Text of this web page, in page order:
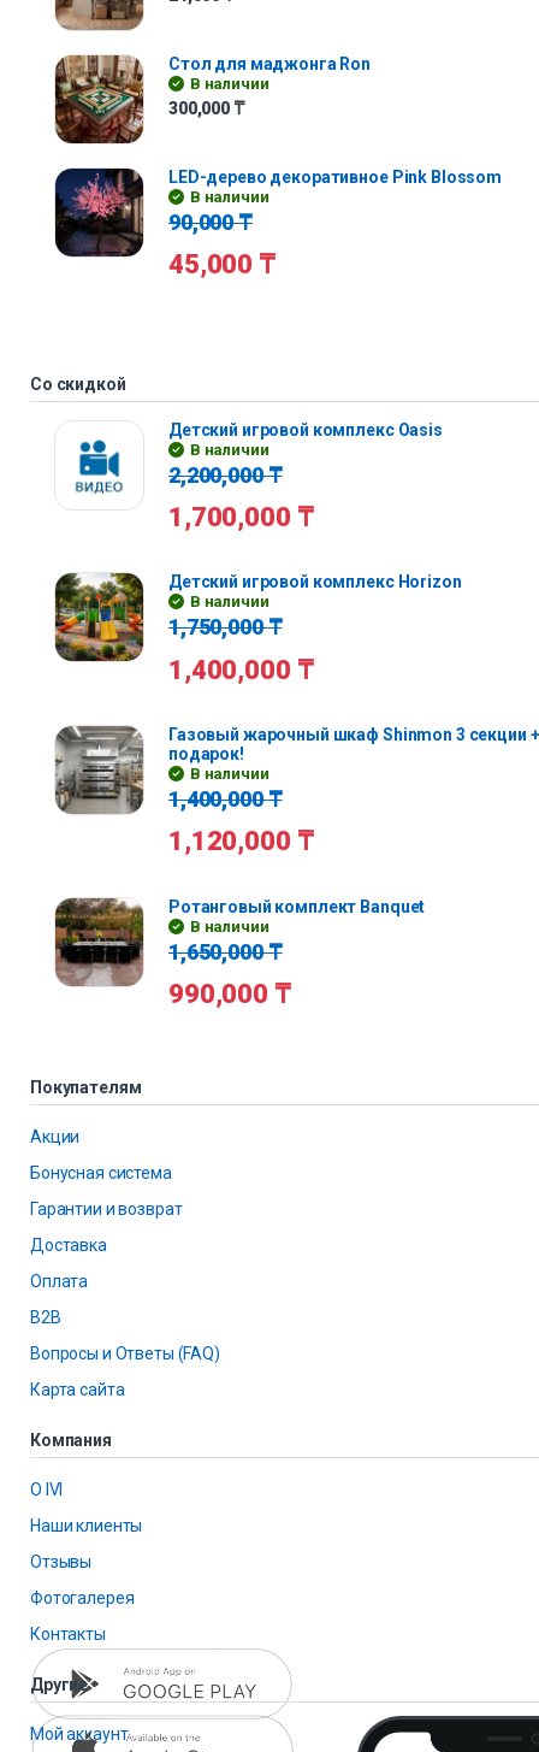
Стол для маджонга Ron
В наличии
300,000 ₸
LED-дерево декоративное Pink Blossom
В наличии
90,000₸
45,000 ₸
Со скидкой
Детский игровой комплекс Oasis
В наличии
2,200,000₸
1,700,000 ₸
Детский игровой комплекс Horizon
В наличии
1,750,000₸
1,400,000 ₸
Газовый жарочный шкаф Shinmon 3 секции
подарок!
В наличии
1,400,000₸
1,120,000 ₸
Ротанговый комплект Banquet
В наличии
1,650,000₸
990,000 ₸
Покупателям
Акции
Бонусная система
Гарантии и возврат
Доставка
Оплата
B2B
Вопросы и Ответы (FAQ)
Карта сайта
Компания
О IVI
Наши клиенты
Отзывы
Фотогалерея
Контакты
Другие
Мой аккаунт